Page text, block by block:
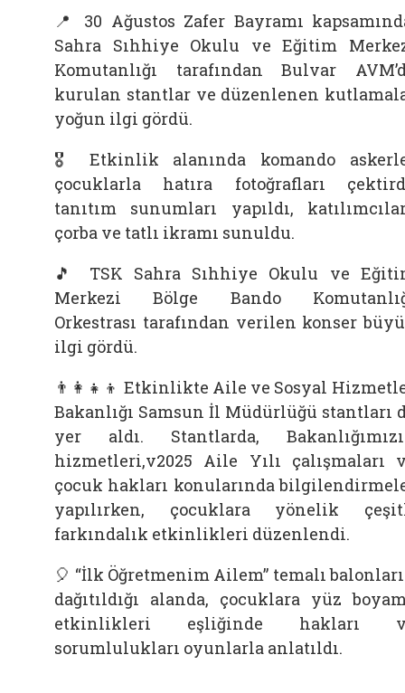
📍 30 Ağustos Zafer Bayramı
Sahra Sıhhiye Okulu ve Eğitim
Komutanlığı tarafından Bulvar
kurulan stantlar ve düzenlenen
yoğun ilgi gördü.
🎖 Etkinlik alanında komando
çocuklarla hatıra fotoğrafları
tanıtım sunumları yapıldı,
çorba ve tatlı ikramı sunuldu.
🎵 TSK Sahra Sıhhiye Okulu ve
Merkezi Bölge Bando
Orkestrası tarafından verilen konser
ilgi gördü.
👨‍👩‍👧‍👦 Etkinlikte Aile ve Sosyal
Bakanlığı Samsun İl Müdürlüğü stantları
yer aldı. Stantlarda,
hizmetleri,v2025 Aile Yılı çalışmaları
çocuk hakları konularında
yapılırken, çocuklara yönelik
farkındalık etkinlikleri düzenlendi.
🎈 “İlk Öğretmenim Ailem” temalı
dağıtıldığı alanda, çocuklara yüz
etkinlikleri eşliğinde hakları
sorumlulukları oyunlarla anlatıldı.